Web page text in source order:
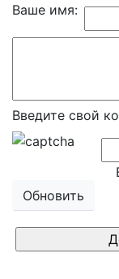
Ваше имя:
Введите свой
Обновить